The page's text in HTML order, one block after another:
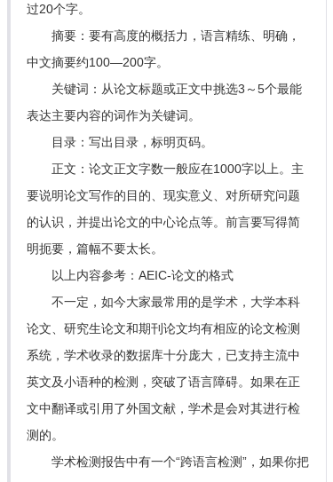
过20个字。
摘要：要有高度的概括力，语言精练、明确，
中文摘要约100—200字。
关键词：从论文标题或正文中挑选3～5个最能
表达主要内容的词作为关键词。
目录：写出目录，标明页码。
正文：论文正文字数一般应在1000字以上。主
要说明论文写作的目的、现实意义、对所研究问题
的认识，并提出论文的中心论点等。前言要写得简
明扼要，篇幅不要太长。
以上内容参考：AEIC-论文的格式
不一定，如今大家最常用的是学术，大学本科
论文、研究生论文和期刊论文均有相应的论文检测
系统，学术收录的数据库十分庞大，已支持主流中
英文及小语种的检测，突破了语言障碍。如果在正
文中翻译或引用了外国文献，学术是会对其进行检
测的。
学术检测报告中有一个“跨语言检测”，如果你把